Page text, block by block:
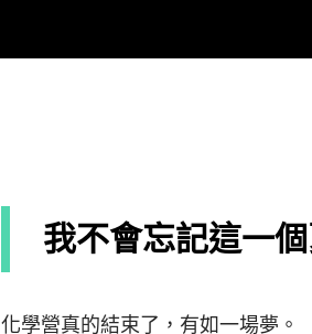
我不會忘記這一個
化學營真的結束了，有如一場夢。